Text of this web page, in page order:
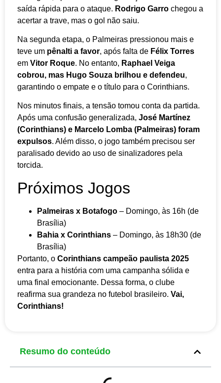
saída rápida para o ataque. Rodrigo Garro chegou a
acertar a trave, mas o gol não saiu.
Na segunda etapa, o Palmeiras pressionou mais e
teve um pênalti a favor, após falta de Félix Torres
em Vitor Roque. No entanto, Raphael Veiga
cobrou, mas Hugo Souza brilhou e defendeu,
garantindo o empate e o título para o Corinthians.
Nos minutos finais, a tensão tomou conta da partida.
Após uma confusão generalizada, José Martínez
(Corinthians) e Marcelo Lomba (Palmeiras) foram
expulsos. Além disso, o jogo também precisou ser
paralisado devido ao uso de sinalizadores pela
torcida.
Próximos Jogos
Palmeiras x Botafogo – Domingo, às 16h (de
Brasília)
Bahia x Corinthians – Domingo, às 18h30 (de
Brasília)
Portanto, o Corinthians campeão paulista 2025
entra para a história com uma campanha sólida e
uma final emocionante. Dessa forma, o clube
reafirma sua grandeza no futebol brasileiro. Vai,
Corinthians!
Resumo do conteúdo